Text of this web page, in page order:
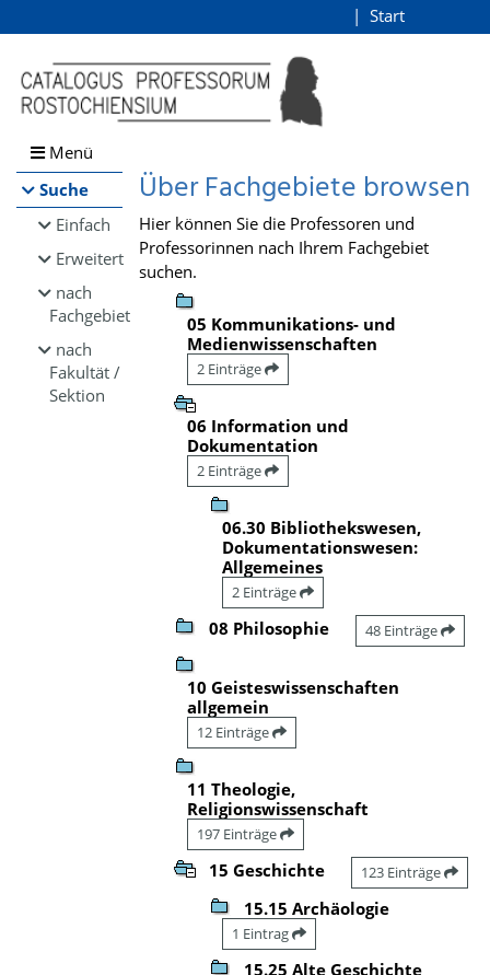
Browsen
direkt zum Inhalt
Start
Menü
Suche
Einfach
Erweitert
nach
Fachgebiet
nach
Fakultät /
Sektion
Über Fachgebiete browsen
Hier können Sie die Professoren und
Professorinnen nach Ihrem Fachgebiet
suchen.
05 Kommunikations- und
Medienwissenschaften
2 Einträge
06 Information und
Dokumentation
2 Einträge
06.30 Bibliothekswesen,
Dokumentationswesen:
Allgemeines
2 Einträge
08 Philosophie 48 Einträge
10 Geisteswissenschaften
allgemein
12 Einträge
11 Theologie,
Religionswissenschaft
197 Einträge
15 Geschichte 123 Einträge
15.15 Archäologie
1 Eintrag
15.25 Alte Geschichte